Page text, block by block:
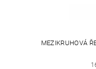
MEZIKRUHOVÁ